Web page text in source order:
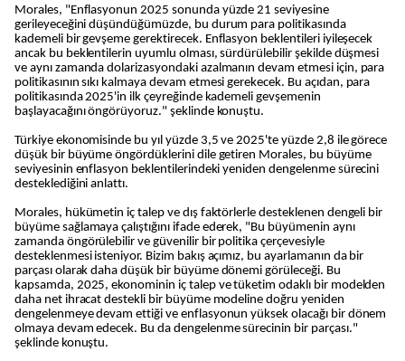
Morales, "Enflasyonun 2025 sonunda yüzde 21 seviyesine
gerileyeceğini düşündüğümüzde, bu durum para politikasında
kademeli bir gevşeme gerektirecek. Enflasyon beklentileri iyileşecek
ancak bu beklentilerin uyumlu olması, sürdürülebilir şekilde düşmesi
ve aynı zamanda dolarizasyondaki azalmanın devam etmesi için, para
politikasının sıkı kalmaya devam etmesi gerekecek. Bu açıdan, para
politikasında 2025'in ilk çeyreğinde kademeli gevşemenin
başlayacağını öngörüyoruz." şeklinde konuştu.
Türkiye ekonomisinde bu yıl yüzde 3,5 ve 2025'te yüzde 2,8 ile görece
düşük bir büyüme öngördüklerini dile getiren Morales, bu büyüme
seviyesinin enflasyon beklentilerindeki yeniden dengelenme sürecini
desteklediğini anlattı.
Morales, hükümetin iç talep ve dış faktörlerle desteklenen dengeli bir
büyüme sağlamaya çalıştığını ifade ederek, "Bu büyümenin aynı
zamanda öngörülebilir ve güvenilir bir politika çerçevesiyle
desteklenmesi isteniyor. Bizim bakış açımız, bu ayarlamanın da bir
parçası olarak daha düşük bir büyüme dönemi görüleceği. Bu
kapsamda, 2025, ekonominin iç talep ve tüketim odaklı bir modelden
daha net ihracat destekli bir büyüme modeline doğru yeniden
dengelenmeye devam ettiği ve enflasyonun yüksek olacağı bir dönem
olmaya devam edecek. Bu da dengelenme sürecinin bir parçası."
şeklinde konuştu.